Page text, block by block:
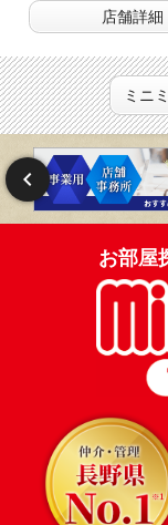
店舗詳細
ミニ
お部屋